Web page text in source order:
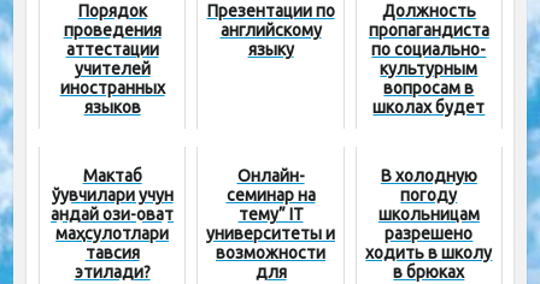
Порядок
проведения
аттестации
учителей
иностранных
языков
Презентации по
английскому
языку
Должность
пропагандиста
по социально-
культурным
вопросам в
школах будет
Мактаб
ўқувчилари учун
қандай озиқ-овқат
маҳсулотлари
тавсия
этилади?
Онлайн-
семинар на
тему” IT
университеты и
возможности
для
В холодную
погоду
школьницам
разрешено
ходить в школу
в брюках